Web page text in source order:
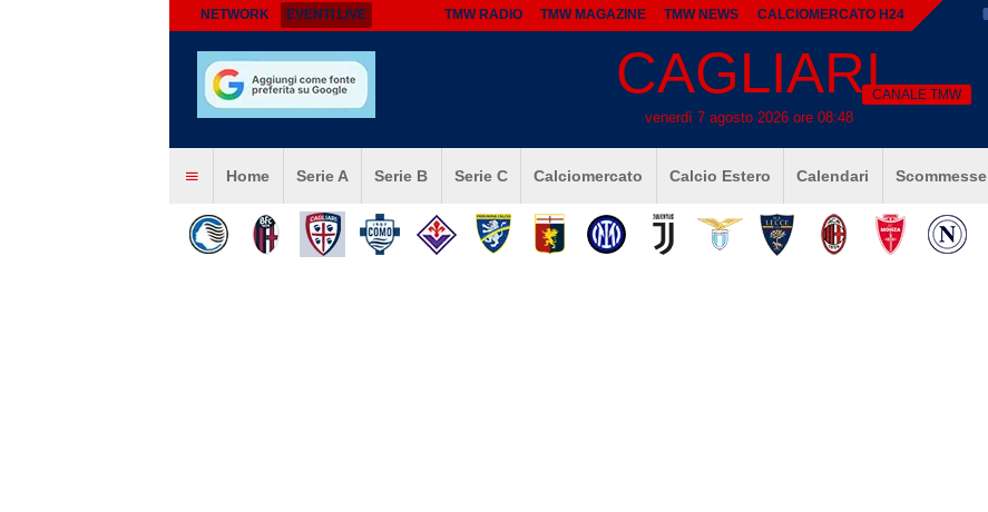
NETWORK EVENTI LIVE TMW RADIO TMW MAGAZINE TMW NEWS CALCIOMERCATO H24
CAGLIARI
venerdì 7 agosto 2026 ore 08:48
CANALE TMW
Home Serie A Serie B Serie C Calciomercato Calcio Estero Calendari Scommesse